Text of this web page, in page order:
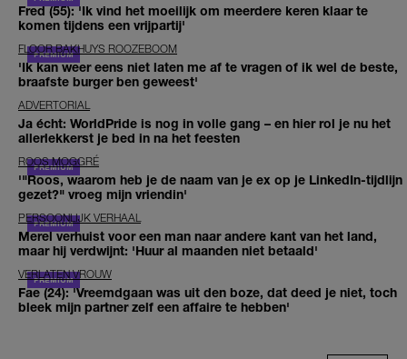
Fred (55): 'Ik vind het moeilijk om meerdere keren klaar te
komen tijdens een vrijpartij'
FLOOR BAKHUYS ROOZEBOOM
'Ik kan weer eens niet laten me af te vragen of ik wel de beste,
braafste burger ben geweest'
ADVERTORIAL
Ja écht: WorldPride is nog in volle gang – en hier rol je nu het
allerlekkerst je bed in na het feesten
ROOS MOGGRÉ
'"Roos, waarom heb je de naam van je ex op je LinkedIn-tijdlijn
gezet?" vroeg mijn vriendin'
PERSOONLIJK VERHAAL
Merel verhuist voor een man naar andere kant van het land,
maar hij verdwijnt: 'Huur al maanden niet betaald'
VERLATEN VROUW
Fae (24): 'Vreemdgaan was uit den boze, dat deed je niet, toch
bleek mijn partner zelf een affaire te hebben'